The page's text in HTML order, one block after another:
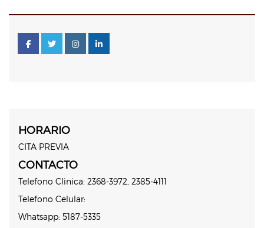
HORARIO
CITA PREVIA
CONTACTO
Telefono Clinica: 2368-3972, 2385-4111
Telefono Celular:
Whatsapp: 5187-5335